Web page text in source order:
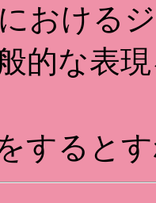
おける
的な表
すると